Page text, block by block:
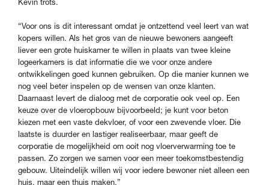
“Voor ons is dit interessant omdat je ontzettend veel leert van wat
kopers willen. Als het gros van de nieuwe bewoners aangeeft
liever een grote huiskamer te willen in plaats van twee kleine
logeerkamers is dat informatie die we voor onze andere
ontwikkelingen goed kunnen gebruiken. Op die manier kunnen we
nog veel beter inspelen op de wensen van onze klanten.
Daarnaast levert de dialoog met de corporatie ook veel op. Een
keuze over de vloeropbouw bijvoorbeeld; je kunt voor beton
kiezen met een vaste dekvloer, of voor een zwevende vloer. Die
laatste is duurder en lastiger realiseerbaar, maar geeft de
corporatie de mogelijkheid om ooit nog vloerverwarming toe te
passen. Zo zorgen we samen voor een meer toekomstbestendig
gebouw. Uiteindelijk willen wij voor iedere bewoner niet alleen een
huis, maar een thuis maken.”